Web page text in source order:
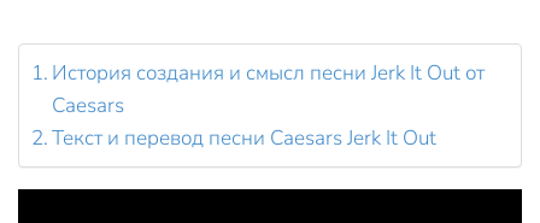
История создания и смысл песни Jerk It Out от
Caesars
Текст и перевод песни Caesars Jerk It Out